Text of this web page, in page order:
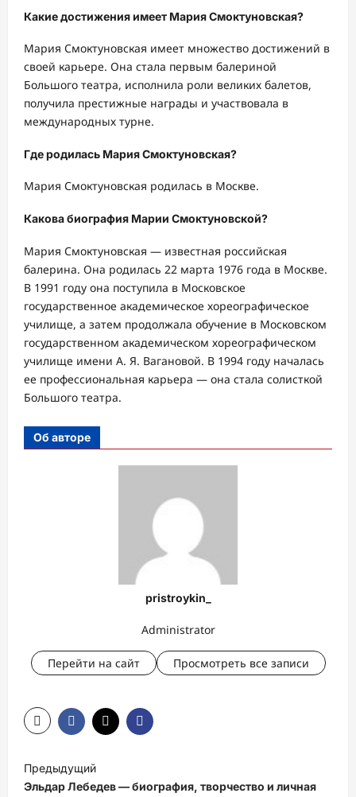
Какие достижения имеет Мария Смоктуновская?
Мария Смоктуновская имеет множество достижений в
своей карьере. Она стала первым балериной
Большого театра, исполнила роли великих балетов,
получила престижные награды и участвовала в
международных турне.
Где родилась Мария Смоктуновская?
Мария Смоктуновская родилась в Москве.
Какова биография Марии Смоктуновской?
Мария Смоктуновская — известная российская
балерина. Она родилась 22 марта 1976 года в Москве.
В 1991 году она поступила в Московское
государственное академическое хореографическое
училище, а затем продолжала обучение в Московском
государственном академическом хореографическом
училище имени А. Я. Вагановой. В 1994 году началась
ее профессиональная карьера — она стала солисткой
Большого театра.
Об авторе
pristroykin_
Administrator
Перейти на сайт Просмотреть все записи
Н
а
Предыдущий
Эльдар Лебедев — биография, творчество и личная